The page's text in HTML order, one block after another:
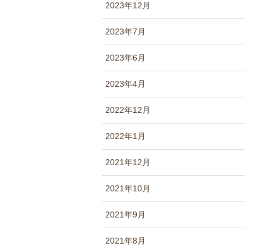
2023年12月
2023年7月
2023年6月
2023年4月
2022年12月
2022年1月
2021年12月
2021年10月
2021年9月
2021年8月